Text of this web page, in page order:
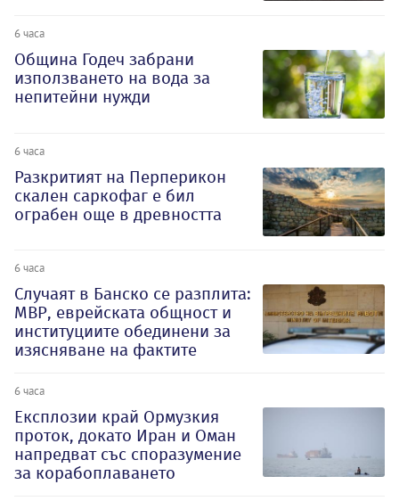
6 часа
Община Годеч забрани
използването на вода за
непитейни нужди
6 часа
Разкритият на Перперикон
скален саркофаг е бил
ограбен още в древността
6 часа
Случаят в Банско се разплита:
МВР, еврейската общност и
институциите обединени за
изясняване на фактите
6 часа
Експлозии край Ормузкия
проток, докато Иран и Оман
напредват със споразумение
за корабоплаването